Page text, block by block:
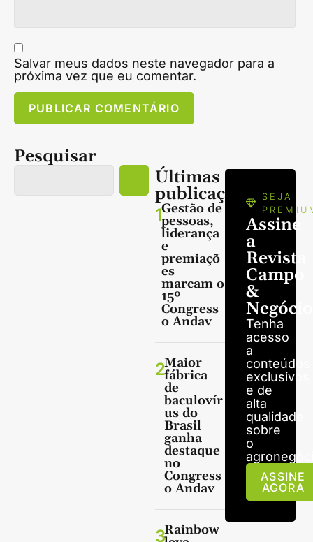
Salvar meus dados neste navegador para a
próxima vez que eu comentar.
Pesquisar
Últimas
publicações
1Gestão de
pessoas,
liderança
e
premiaçõ
es
marcam o
15º
Congress
o Andav
2Maior
fábrica
de
baculovír
us do
Brasil
ganha
destaque
no
Congress
o Andav
3Rainbow
SEJA
Assine
a
Revista
Campo
&
Tenha
acesso
a
conteúdos
exclusivos
e de
alta
qualidade
sobre
o
ASSINE
AGORA